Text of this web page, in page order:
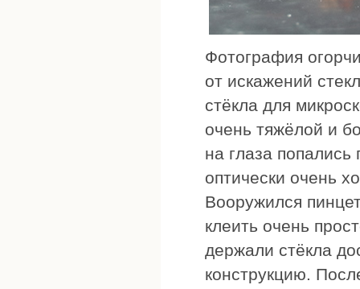
Фотография
от искажений
стёкла для
очень тяжёлой и
на глаза
оптически очень
Вооружился
клеить очень
держали стёкла
конструкцию.